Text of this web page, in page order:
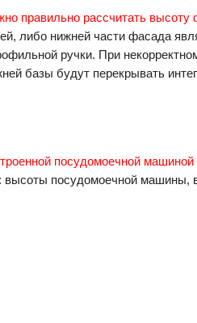
правильно рассчитать высоту
либо нижней части фасада
ручки. При
базы будут перекрывать
посудомоечной машиной
высоты посудомоечной машины,